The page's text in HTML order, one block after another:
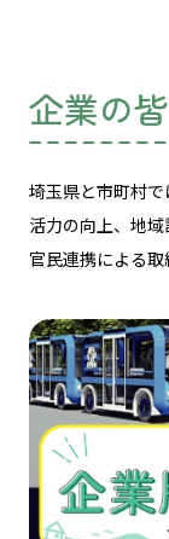
企業の
埼玉県と市町村で
活力の向上、地域
官民連携による取